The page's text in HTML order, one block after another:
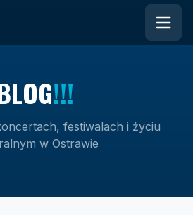
LOG!!!
festiwalach i życiu
w Ostrawie